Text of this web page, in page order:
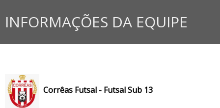
INFORMAÇÕES DA EQUIPE
Corrêas Futsal - Futsal Sub 13